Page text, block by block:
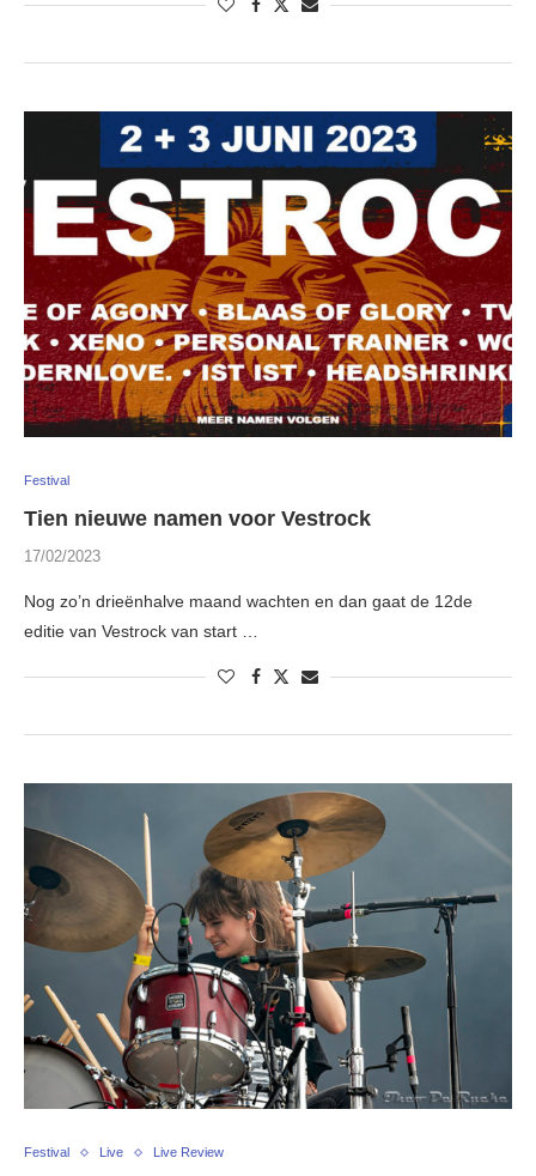
Festival
Tien nieuwe namen voor Vestrock
17/02/2023
Nog zo’n drieënhalve maand wachten en dan gaat de 12de
editie van Vestrock van start …
Festival Live Live Review